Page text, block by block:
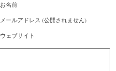
お名前
メールアドレス (公開されません)
ウェブサイト